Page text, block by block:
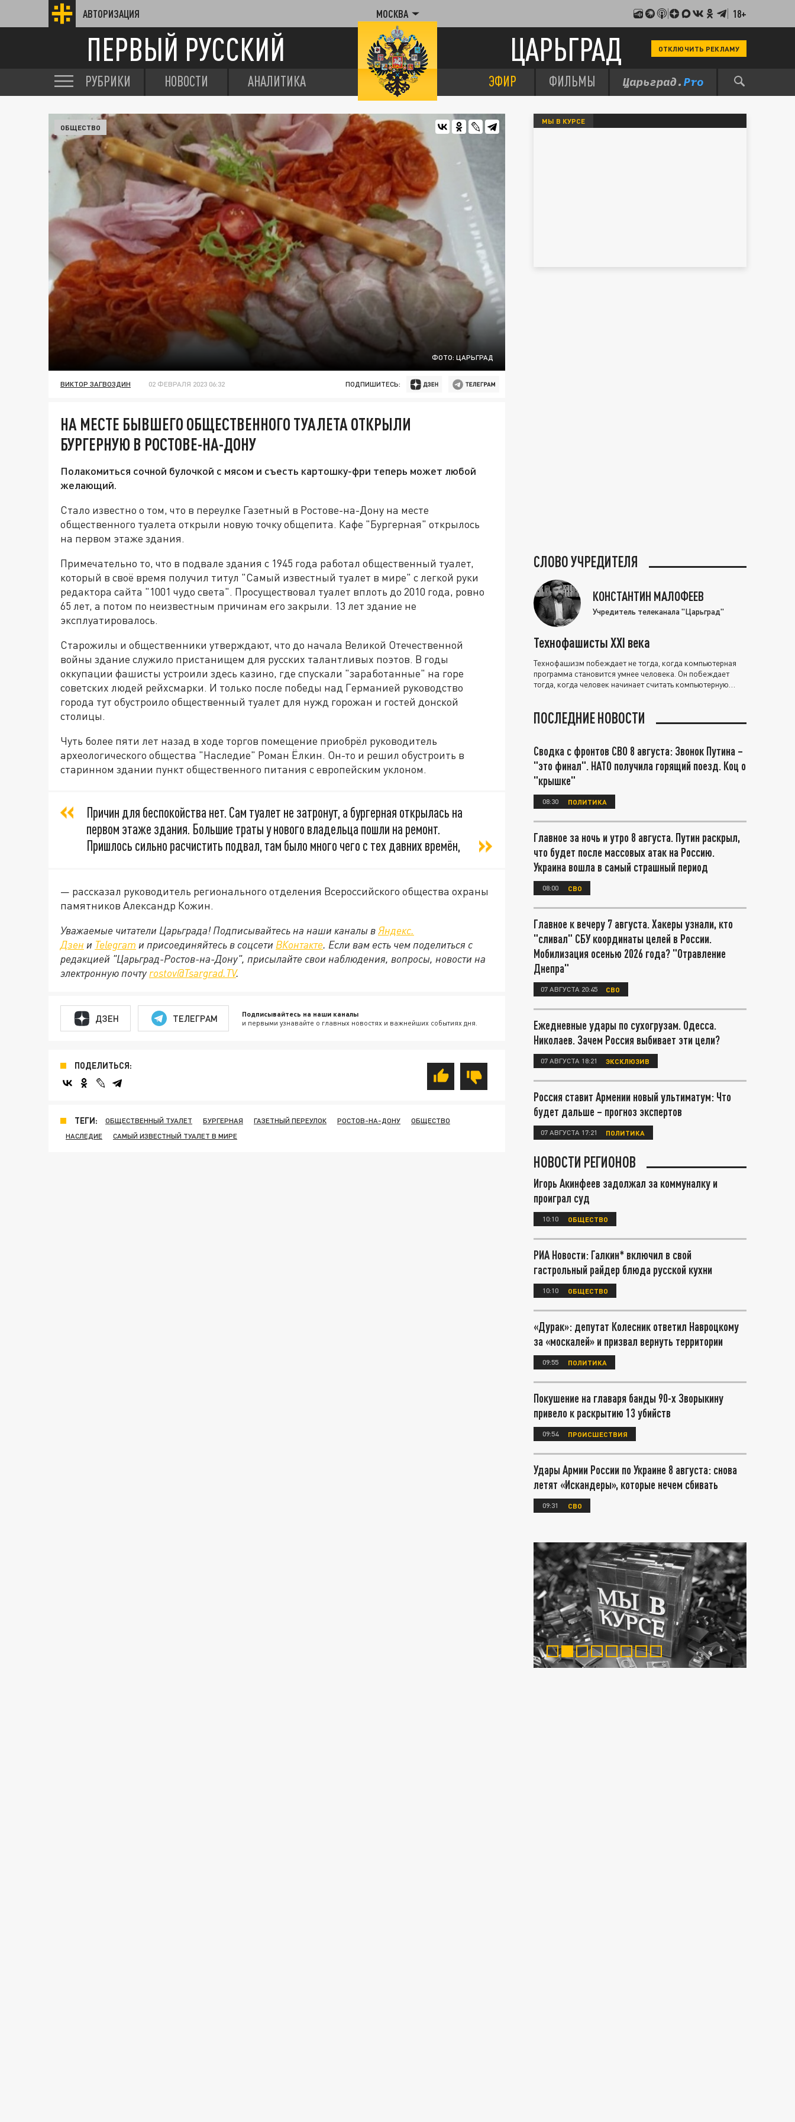
АВТОРИЗАЦИЯ МОСКВА 18+
ПЕРВЫЙ РУССКИЙ ЦАРЬГРАД ОТКЛЮЧИТЬ РЕКЛАМУ
РУБРИКИ НОВОСТИ АНАЛИТИКА ЭФИР ФИЛЬМЫ
ФОТО: ЦАРЬГРАД
ОБЩЕСТВО
ВИКТОР ЗАГВОЗДИН 02 ФЕВРАЛЯ 2023 06:32 ПОДПИШИТЕСЬ:
НА МЕСТЕ БЫВШЕГО ОБЩЕСТВЕННОГО ТУАЛЕТА ОТКРЫЛИ
БУРГЕРНУЮ В РОСТОВЕ-НА-ДОНУ
Полакомиться сочной булочкой с мясом и съесть картошку-фри теперь может любой
желающий.
Стало известно о том, что в переулке Газетный в Ростове-на-Дону на месте
общественного туалета открыли новую точку общепита. Кафе "Бургерная" открылось
на первом этаже здания.
Примечательно то, что в подвале здания с 1945 года работал общественный туалет,
который в своё время получил титул "Самый известный туалет в мире" с легкой руки
редактора сайта "1001 чудо света". Просуществовал туалет вплоть до 2010 года, ровно
65 лет, а потом по неизвестным причинам его закрыли. 13 лет здание не
эксплуатировалось.
Старожилы и общественники утверждают, что до начала Великой Отечественной
войны здание служило пристанищем для русских талантливых поэтов. В годы
оккупации фашисты устроили здесь казино, где спускали "заработанные" на горе
советских людей рейхсмарки. И только после победы над Германией руководство
города тут обустроило общественный туалет для нужд горожан и гостей донской
столицы.
Чуть более пяти лет назад в ходе торгов помещение приобрёл руководитель
археологического общества "Наследие" Роман Ёлкин. Он-то и решил обустроить в
старинном здании пункт общественного питания с европейским уклоном.
Причин для беспокойства нет. Сам туалет не затронут, а бургерная открылась на
первом этаже здания. Большие траты у нового владельца пошли на ремонт.
Пришлось сильно расчистить подвал, там было много чего с тех давних времён,
— рассказал руководитель регионального отделения Всероссийского общества охраны
памятников Александр Кожин.
Уважаемые читатели Царьграда! Подписывайтесь на наши каналы вЯндекс.
Дзен и Telegram и присоединяйтесь в соцсети ВКонтакте. Если вам есть чем поделиться с
редакцией "Царьград-Ростов-на-Дону", присылайте свои наблюдения, вопросы, новости на
электронную почту rostov@Tsargrad.ТV.
ДЗЕН ТЕЛЕГРАМ Подписывайтесь на наши каналы
и первыми узнавайте о главных новостях и важнейших событиях дня.
ПОДЕЛИТЬСЯ:
ТЕГИ: ОБЩЕСТВЕННЫЙ ТУАЛЕТ БУРГЕРНАЯ ГАЗЕТНЫЙ ПЕРЕУЛОК РОСТОВ-НА-ДОНУ
ОБЩЕСТВО
НАСЛЕДИЕ
САМЫЙ ИЗВЕСТНЫЙ ТУАЛЕТ В МИРЕ
МЫ В КУРСЕ
СЛОВО УЧРЕДИТЕЛЯ
КОНСТАНТИН МАЛОФЕЕВ
Учредитель телеканала "Царьград"
Технофашисты XXI века
Технофашизм побеждает не тогда, когда компьютерная
программа становится умнее человека. Он побеждает
тогда, когда человек начинает считать компьютерную
ПОСЛЕДНИЕ НОВОСТИ
Сводка с фронтов СВО 8 августа: Звонок Путина –
"это финал". НАТО получила горящий поезд. Коц о
"крышке"
08:30 ПОЛИТИКА
Главное за ночь и утро 8 августа. Путин раскрыл,
что будет после массовых атак на Россию.
Украина вошла в самый страшный период
08:00 СВО
Главное к вечеру 7 августа. Хакеры узнали, кто
"сливал" СБУ координаты целей в России.
Мобилизация осенью 2026 года? "Отравление
Днепра"
07 АВГУСТА 20:45 СВО
Ежедневные удары по сухогрузам. Одесса.
Николаев. Зачем Россия выбивает эти цели?
07 АВГУСТА 18:21 ЭКСКЛЮЗИВ
Россия ставит Армении новый ультиматум: Что
будет дальше – прогноз экспертов
07 АВГУСТА 17:21 ПОЛИТИКА
НОВОСТИ РЕГИОНОВ
Игорь Акинфеев задолжал за коммуналку и
проиграл суд
10:10 ОБЩЕСТВО
РИА Новости: Галкин* включил в свой
гастрольный райдер блюда русской кухни
10:10 ОБЩЕСТВО
«Дурак»: депутат Колесник ответил Навроцкому
за «москалей» и призвал вернуть территории
09:55 ПОЛИТИКА
Покушение на главаря банды 90-х Зворыкину
привело к раскрытию 13 убийств
09:54 ПРОИСШЕСТВИЯ
Удары Армии России по Украине 8 августа: снова
летят «Искандеры», которые нечем сбивать
09:31 СВО